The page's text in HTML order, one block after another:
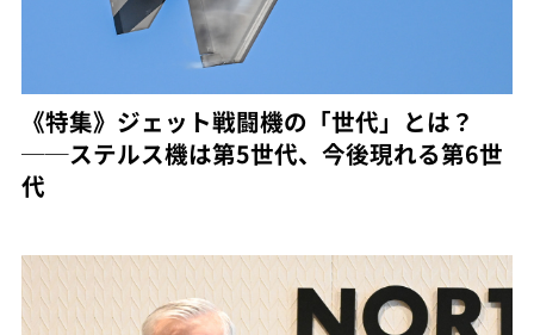
《特集》ジェット戦闘機の「世代」とは？
──ステルス機は第5世代、今後現れる第6世
代